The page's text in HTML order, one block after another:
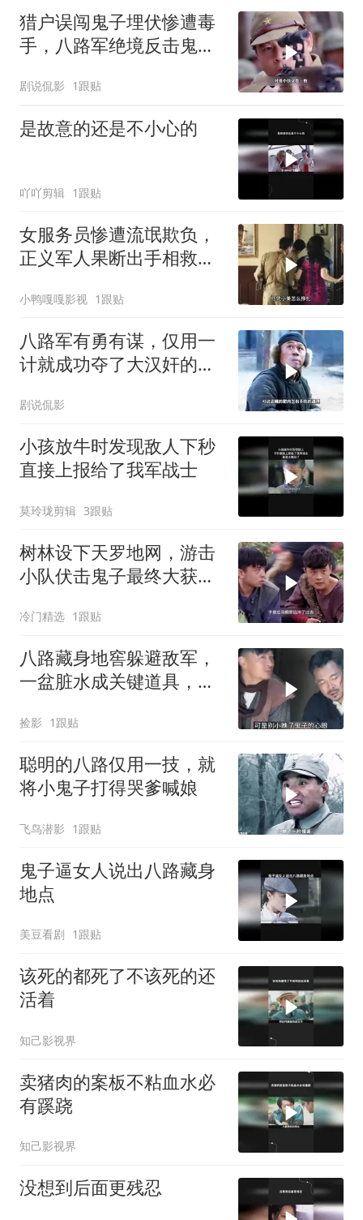
猎户误闯鬼子埋伏惨遭毒
手，八路军绝境反击鬼子
剧说侃影 1跟贴
是故意的还是不小心的
吖吖剪辑 1跟贴
女服务员惨遭流氓欺负，
正义军人果断出手相救，
小鸭嘎嘎影视 1跟贴
八路军有勇有谋，仅用一
计就成功夺了大汉奸的配
剧说侃影
小孩放牛时发现敌人下秒
直接上报给了我军战士
莫玲珑剪辑 3跟贴
树林设下天罗地网，游击
小队伏击鬼子最终大获全
冷门精选 1跟贴
八路藏身地窖躲避敌军，
一盆脏水成关键道具，巧
捡影 1跟贴
聪明的八路仅用一技，就
将小鬼子打得哭爹喊娘
飞鸟潜影 1跟贴
鬼子逼女人说出八路藏身
地点
美豆看剧 1跟贴
该死的都死了不该死的还
活着
知己影视界
卖猪肉的案板不粘血水必
有蹊跷
知己影视界
没想到后面更残忍